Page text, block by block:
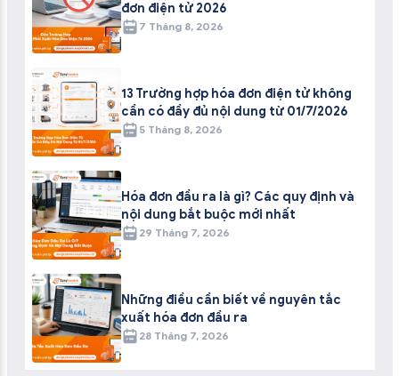
đơn điện tử 2026
7 Tháng 8, 2026
13 Trường hợp hóa đơn điện tử không
cần có đầy đủ nội dung từ 01/7/2026
5 Tháng 8, 2026
Hóa đơn đầu ra là gì? Các quy định và
nội dung bắt buộc mới nhất
29 Tháng 7, 2026
Những điều cần biết về nguyên tắc
xuất hóa đơn đầu ra
28 Tháng 7, 2026